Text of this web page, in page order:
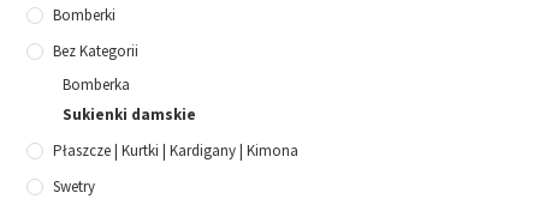
Bomberki
Bez Kategorii
Bomberka
Sukienki damskie
Płaszcze | Kurtki | Kardigany | Kimona
Swetry